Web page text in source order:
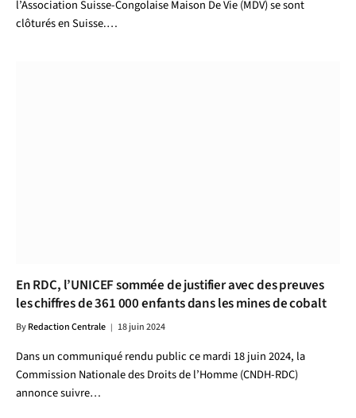
l’Association Suisse-Congolaise Maison De Vie (MDV) se sont
clôturés en Suisse.…
En RDC, l’UNICEF sommée de justifier avec des preuves
les chiffres de 361 000 enfants dans les mines de cobalt
ByRedaction Centrale 18 juin 2024
Dans un communiqué rendu public ce mardi 18 juin 2024, la
Commission Nationale des Droits de l’Homme (CNDH-RDC)
annonce suivre…